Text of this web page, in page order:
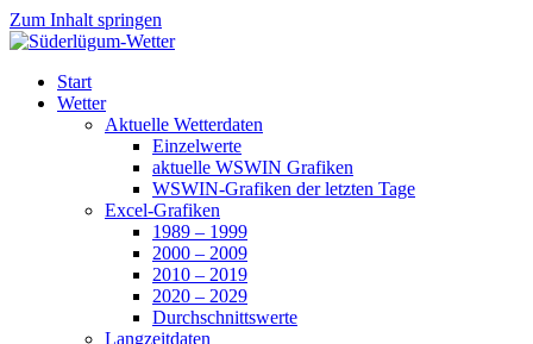
Zum Inhalt springen
Süderlügum-Wetter
Start
Wetter
Aktuelle Wetterdaten
Einzelwerte
aktuelle WSWIN Grafiken
WSWIN-Grafiken der letzten Tage
Excel-Grafiken
1989 – 1999
2000 – 2009
2010 – 2019
2020 – 2029
Durchschnittswerte
Langzeitdaten